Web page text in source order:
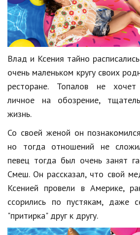
Психология и отношения
Творчество и рукоделие
Работа и бизнес
Животные
Еда и напитки
Праздники и подарки
Кинематограф
Домашние животные
Семья и дети
Путешествия
Строительство
Влад и Ксения тайно
очень маленьком кругу своих
ресторане. Топалов не
личное на обозрение,
жизнь.
Со своей женой он
но тогда отношений не
певец тогда был очень занят
Смеш. Он рассказал, что свой
Ксенией провели в Америке,
ссорились по пустякам, даже
"притирка" друг к другу.